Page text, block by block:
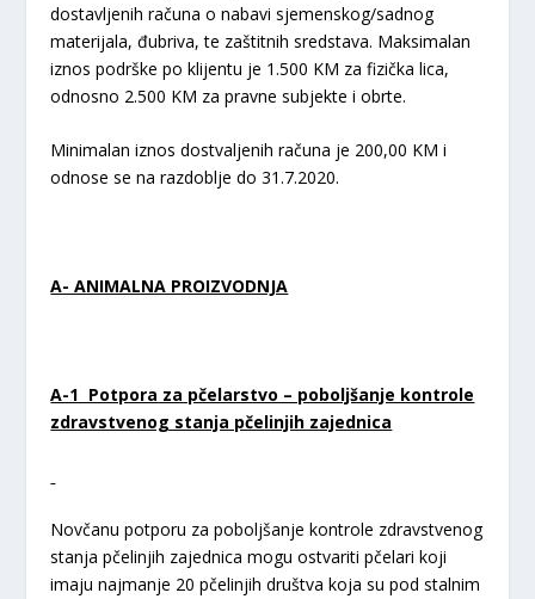
dostavljenih računa o nabavi sjemenskog/sadnog
materijala, đubriva, te zaštitnih sredstava. Maksimalan
iznos podrške po klijentu je 1.500 KM za fizička lica,
odnosno 2.500 KM za pravne subjekte i obrte.
Minimalan iznos dostvaljenih računa je 200,00 KM i
odnose se na razdoblje do 31.7.2020.
A- ANIMALNA PROIZVODNJA
A-1 Potpora za pčelarstvo – poboljšanje kontrole
zdravstvenog stanja pčelinjih zajednica
Novčanu potporu za poboljšanje kontrole zdravstvenog
stanja pčelinjih zajednica mogu ostvariti pčelari koji
imaju najmanje 20 pčelinjih društva koja su pod stalnim